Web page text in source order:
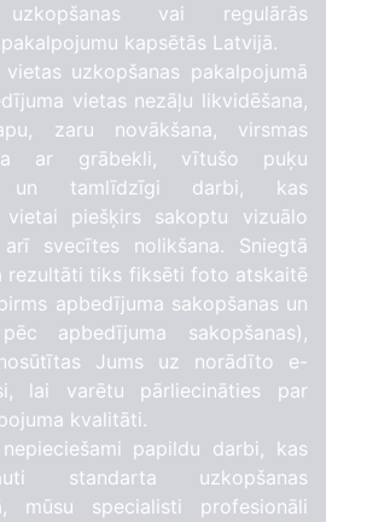
uzkopšanas vai regulārās
kapsētās Latvijā.
uzkopšanas pakalpojumā
vietas nezāļu likvidēšana,
zaru novākšana, virsmas
ar grābekli, vītušo puķu
un tamlīdzīgi darbi, kas
vietai piešķirs sakoptu vizuālo
svecītes nolikšana. Sniegtā
rezultāti tiks fiksēti foto atskaitē
apbedījuma sakopšanas un
apbedījuma sakopšanas),
Jums uz norādīto e-
lai varētu pārliecināties par
kvalitāti.
papildu darbi, kas
standarta uzkopšanas
mūsu specialisti profesionāli